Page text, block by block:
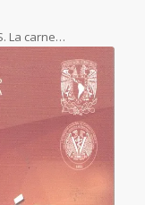
La carne…